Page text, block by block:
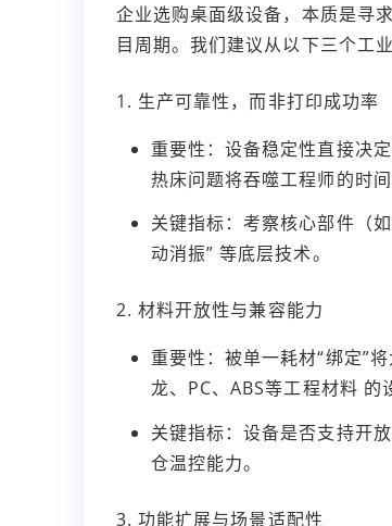
企业选购桌面级设备，本质是寻
目周期。我们建议从以下三个工业
1. 生产可靠性，而非打印成功率
重要性：设备稳定性直接决
热床问题将吞噬工程师的时间
关键指标：考察核心部件（
动消振” 等底层技术。
2. 材料开放性与兼容能力
重要性：被单一耗材“绑定”
龙、PC、ABS等工程材料 的
关键指标：设备是否支持开
仓温控能力。
3. 功能扩展与场景适配性